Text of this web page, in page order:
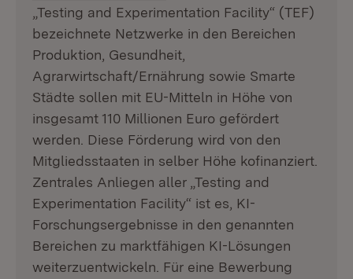
„Testing and Experimentation Facility“ (TEF)
bezeichnete Netzwerke in den Bereichen
Produktion, Gesundheit,
Agrarwirtschaft/Ernährung sowie Smarte
Städte sollen mit EU-Mitteln in Höhe von
insgesamt 110 Millionen Euro gefördert
werden. Diese Förderung wird von den
Mitgliedsstaaten in selber Höhe kofinanziert.
Zentrales Anliegen aller „Testing and
Experimentation Facility“ ist es, KI-
Forschungsergebnisse in den genannten
Bereichen zu marktfähigen KI-Lösungen
weiterzuentwickeln. Für eine Bewerbung